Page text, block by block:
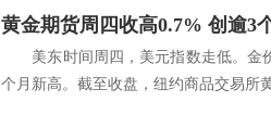
黄金期货周四收高0.7% 创逾3
美东时间周四，美元指数走低。金
个月新高。截至收盘，纽约商品交易所